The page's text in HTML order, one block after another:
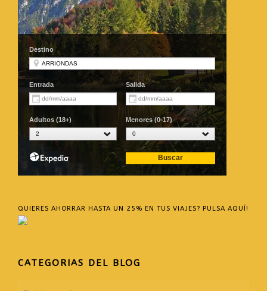
QUIERES AHORRAR HASTA UN 25% EN TUS VIAJES? PULSA AQUÍ!
CATEGORIAS DEL BLOG